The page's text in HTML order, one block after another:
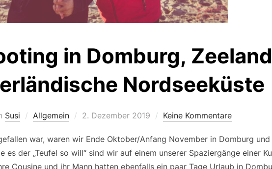
in Domburg,
Nordseeküste
Susi Allgemein
Veröffentlicht
2. Dezember 2019 Keine Kommentare
war, waren wir Ende Oktober/Anfang November in Domburg und
es der „Teufel so will“ sind wir auf einem unserer Spaziergänge einer
Cousine und ihr Mann hatten ebenfalls ein paar Tage Urlaub in